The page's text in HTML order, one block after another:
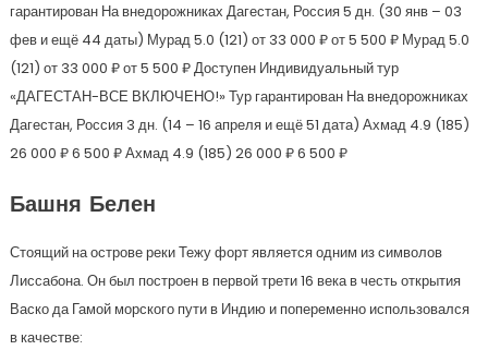
гарантирован На внедорожниках Дагестан, Россия5 дн. (30 янв – 03
фев и ещё 44 даты) Мурад 5.0 (121) от 33 000 ₽от 5 500 ₽ Мурад 5.0
(121) от 33 000 ₽от 5 500 ₽Доступен Индивидуальный тур
«ДАГЕСТАН-ВСЕ ВКЛЮЧЕНО!» Тур гарантирован На внедорожниках
Дагестан, Россия 3 дн. (14 – 16 апреля и ещё 51 дата) Ахмад 4.9 (185)
26 000 ₽6 500 ₽Ахмад 4.9 (185) 26 000 ₽6 500 ₽
Башня Белен
Стоящий на острове реки Тежу форт является одним из символов
Лиссабона. Он был построен в первой трети 16 века в честь открытия
Васко да Гамой морского пути в Индию и попеременно использовался
в качестве: